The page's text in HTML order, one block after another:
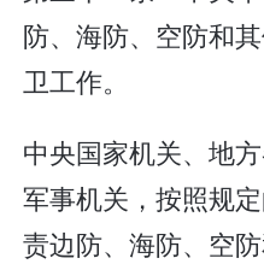
防、海防、空防和
卫工作。
中央国家机关、地
军事机关，按照规
责边防、海防、空